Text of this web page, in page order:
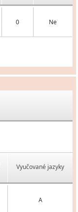
0 Ne
Vyučované jazyky
A